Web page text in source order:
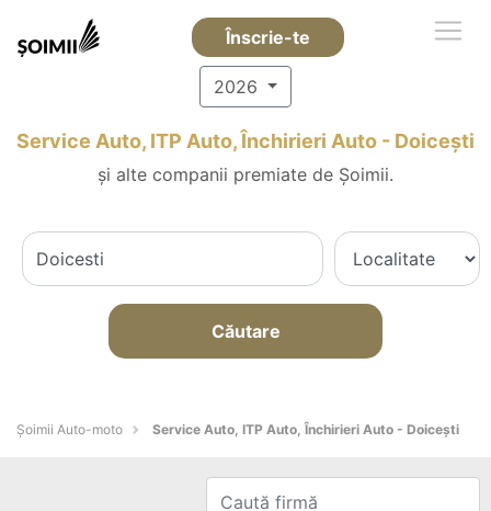
Înscrie-te
2026
Service Auto, ITP Auto, Închirieri Auto - Doiceşti
și alte companii premiate de Șoimii.
Căutare
Șoimii Auto-moto Service Auto, ITP Auto, Închirieri Auto - Doiceşti